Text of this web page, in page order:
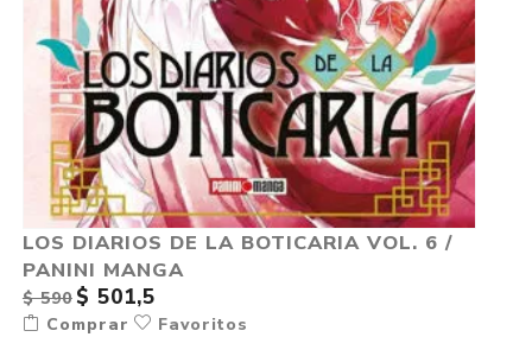
LOS DIARIOS DE LA BOTICARIA VOL. 6 /
PANINI MANGA
$ 590 $ 501,5
Comprar Favoritos